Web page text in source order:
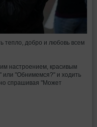
тепло, добро и любовь всем
настроением, красивым
или "Обнимемся?" и ходить
спрашивая "Может